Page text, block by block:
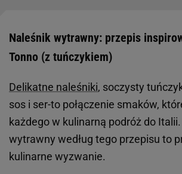
Naleśnik wytrawny: przepis
Tonno (z tuńczykiem)
Delikatne naleśniki, soczysty
sos i ser-to połączenie smaków,
każdego w kulinarną podróż do
wytrawny według tego przepisu to
kulinarne wyzwanie.